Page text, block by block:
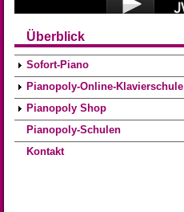
Überblick
Sofort-Piano
Pianopoly-Online-Klavierschule
Pianopoly Shop
Pianopoly-Schulen
Kontakt